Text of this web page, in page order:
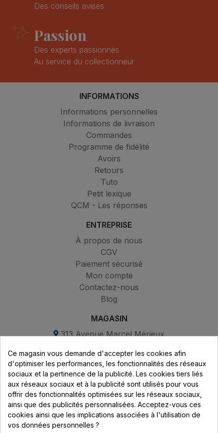
Des conseils avisés
Passion
Des experts passionnés
Au service du collectionneur
INFORMATIONS
Informations personnelles
Informations de livraison
Commandes
Programme de fidélité
Avoirs
Retours
Tuto
Petit lexique
QCM - Les réponses
ENTREPRISE
À propos de nous
CGV
Paiement sécurisé
Mon compte
Contactez-nous
Blog
MAGASIN
313 Avenue Marcel Mérieux
69530 Brignais
Lundi au vendredi :
8h - 16h
uniquement sur Rendez-vous
CONTACT
Ce magasin vous demande d'accepter les cookies afin
d'optimiser les performances, les fonctionnalités des réseaux
sociaux et la pertinence de la publicité. Les cookies tiers liés
aux réseaux sociaux et à la publicité sont utilisés pour vous
offrir des fonctionnalités optimisées sur les réseaux sociaux,
ainsi que des publicités personnalisées. Acceptez-vous ces
cookies ainsi que les implications associées à l'utilisation de
vos données personnelles ?